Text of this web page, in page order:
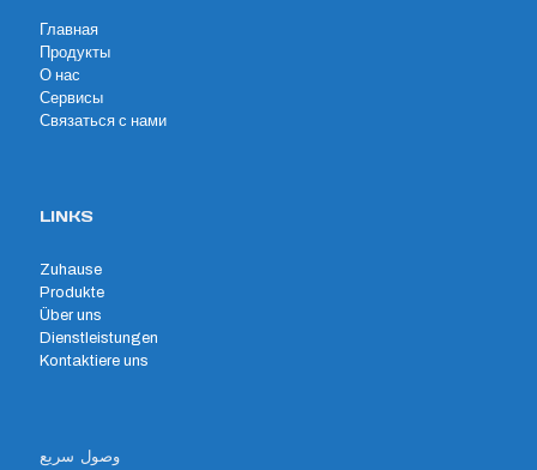
Главная
Продукты
О нас
Сервисы
Связаться с нами
LINKS
Zuhause
Produkte
Über uns
Dienstleistungen
Kontaktiere uns
وصول سريع